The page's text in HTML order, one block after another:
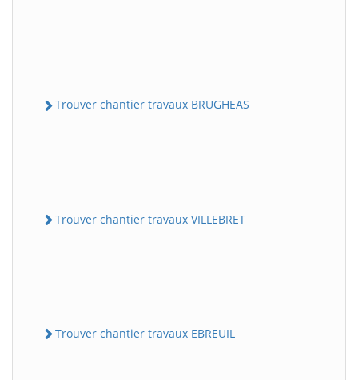
Trouver chantier travaux BRUGHEAS
Trouver chantier travaux VILLEBRET
Trouver chantier travaux EBREUIL